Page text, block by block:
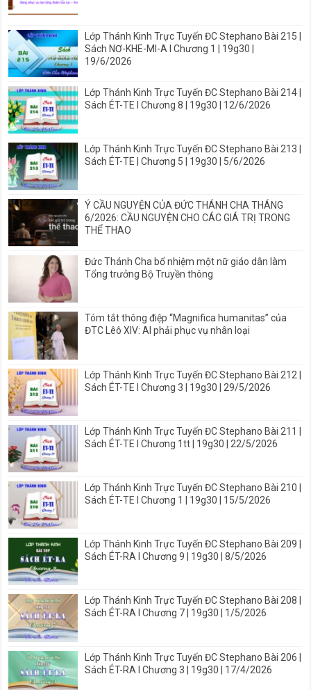
Lớp Thánh Kinh Trực Tuyến ĐC Stephano Bài 215 |
Sách NƠ-KHE-MI-A I Chương 1 | 19g30 |
19/6/2026
Lớp Thánh Kinh Trực Tuyến ĐC Stephano Bài 214 |
Sách ÉT-TE I Chương 8 | 19g30 | 12/6/2026
Lớp Thánh Kinh Trực Tuyến ĐC Stephano Bài 213 |
Sách ÉT-TE | Chương 5 | 19g30 | 5/6/2026
Ý CẦU NGUYỆN CỦA ĐỨC THÁNH CHA THÁNG
6/2026: CẦU NGUYỆN CHO CÁC GIÁ TRỊ TRONG
THỂ THAO
Đức Thánh Cha bổ nhiệm một nữ giáo dân làm
Tổng trưởng Bộ Truyền thông
Tóm tắt thông điệp “Magnifica humanitas” của
ĐTC Lêô XIV: AI phải phục vụ nhân loại
Lớp Thánh Kinh Trực Tuyến ĐC Stephano Bài 212 |
Sách ÉT-TE I Chương 3 | 19g30 | 29/5/2026
Lớp Thánh Kinh Trực Tuyến ĐC Stephano Bài 211 |
Sách ÉT-TE I Chương 1tt | 19g30 | 22/5/2026
Lớp Thánh Kinh Trực Tuyến ĐC Stephano Bài 210 |
Sách ÉT-TE I Chương 1 | 19g30 | 15/5/2026
Lớp Thánh Kinh Trực Tuyến ĐC Stephano Bài 209 |
Sách ÉT-RA I Chương 9 | 19g30 | 8/5/2026
Lớp Thánh Kinh Trực Tuyến ĐC Stephano Bài 208 |
Sách ÉT-RA I Chương 7 | 19g30 | 1/5/2026
Lớp Thánh Kinh Trực Tuyến ĐC Stephano Bài 206 |
Sách ÉT-RA I Chương 3 | 19g30 | 17/4/2026